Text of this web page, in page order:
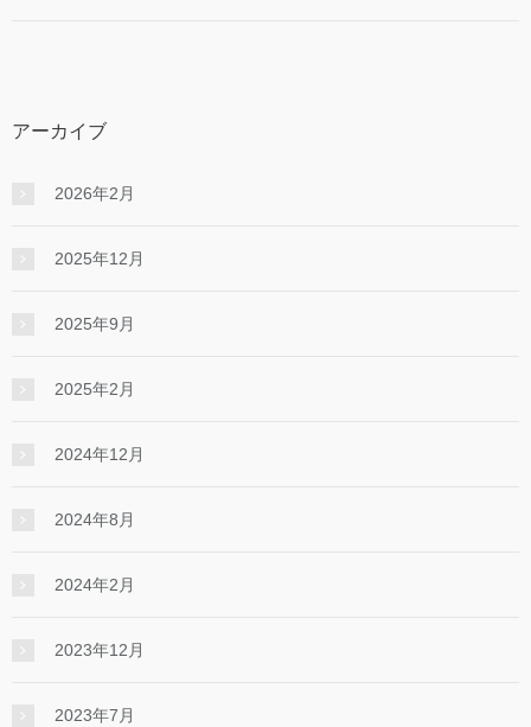
アーカイブ
2026年2月
2025年12月
2025年9月
2025年2月
2024年12月
2024年8月
2024年2月
2023年12月
2023年7月